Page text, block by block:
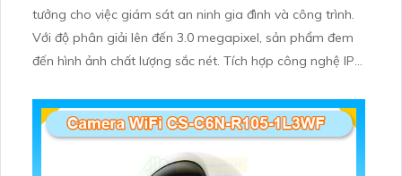
tưởng cho việc giám sát an ninh gia đình và công trình.
Với độ phân giải lên đến 3.0 megapixel, sản phẩm đem
đến hình ảnh chất lượng sắc nét. Tích hợp công nghệ IP
dễ dàng